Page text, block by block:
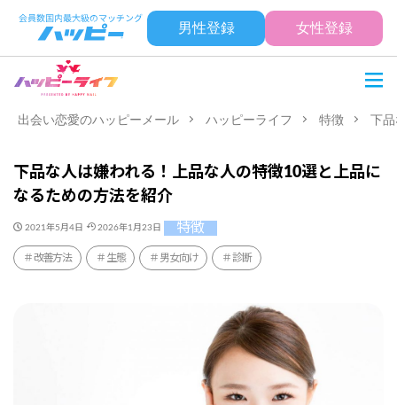
男性登録 女性登録
出会い恋愛のハッピーメール ハッピーライフ 特徴 下
下品な人は嫌われる！上品な人の特徴10選と上品に
なるための方法を紹介
2021年5月4日 2026年1月23日 特徴
改善方法 生態 男女向け 診断